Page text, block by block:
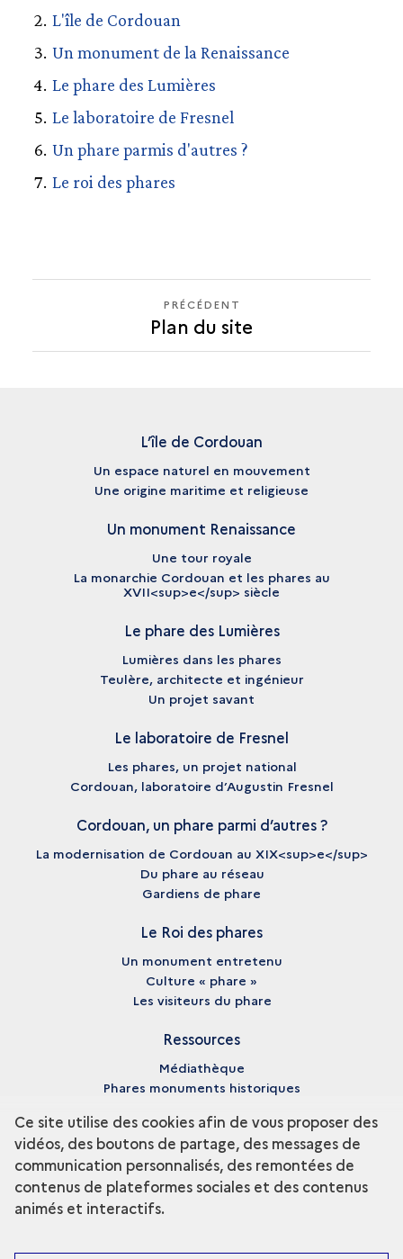
L'île de Cordouan
Un monument de la Renaissance
Le phare des Lumières
Le laboratoire de Fresnel
Un phare parmis d'autres ?
Le roi des phares
PRÉCÉDENT
PRÉCÉDENT
Plan du site
L’île de Cordouan
Un espace naturel en mouvement
Une origine maritime et religieuse
Un monument Renaissance
Une tour royale
La monarchie Cordouan et les phares au
XVII<sup>e</sup> siècle
Le phare des Lumières
Lumières dans les phares
Teulère, architecte et ingénieur
Un projet savant
Le laboratoire de Fresnel
Les phares, un projet national
Cordouan, laboratoire d’Augustin Fresnel
Cordouan, un phare parmi d’autres ?
La modernisation de Cordouan au XIX<sup>e</sup>
Du phare au réseau
Gardiens de phare
Le Roi des phares
Un monument entretenu
Culture « phare »
Les visiteurs du phare
Ressources
Médiathèque
Phares monuments historiques
Archives numériques
À propos
Crédits
Mentions légales
Ce site utilise des cookies afin de vous proposer des
vidéos, des boutons de partage, des messages de
communication personnalisés, des remontées de
contenus de plateformes sociales et des contenus
animés et interactifs.